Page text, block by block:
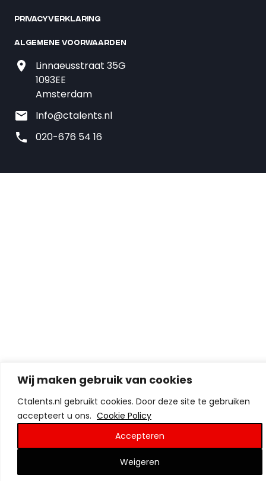
Wij maken gebruik van cookies
Ctalents.nl gebruikt cookies. Door deze site te gebruiken
accepteert u ons. Cookie Policy
Weigeren
Accepteren
Privacyverklaring
Algemene voorwaarden
Linnaeusstraat 35G
1093EE
Amsterdam
Info@ctalents.nl
020-676 54 16